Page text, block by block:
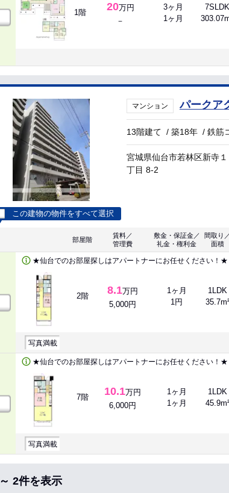
1階 20万円
－
3ヶ月
1ヶ月
7SLDK
マンション パークア
13階建て /築18年 /鉄筋
宮城県仙台市若林区新寺１
丁目 8-2
この建物の物件をすべて選択
部屋階
賃料／
管理費
敷金・保証金／
礼金・権利金
間取り
面積
★仙台でのお部屋探しはアパートナーにお任せください！★
2階 8.1万円
5,000円
1ヶ月
1円
1LDK
35.7m²
写真満載
★仙台でのお部屋探しはアパートナーにお任せください！★
7階 10.1万円
6,000円
1ヶ月
1ヶ月
1LDK
45.9m²
写真満載
2件を表示